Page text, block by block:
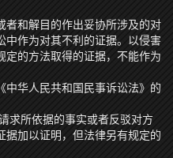
者和解目的作出妥协所涉及的对
中作为对其不利的证据。以侵害
定的方法取得的证据，不能作为
中华人民共和国民事诉讼法》的
求所依据的事实或者反驳对方
据加以证明，但法律另有规定的